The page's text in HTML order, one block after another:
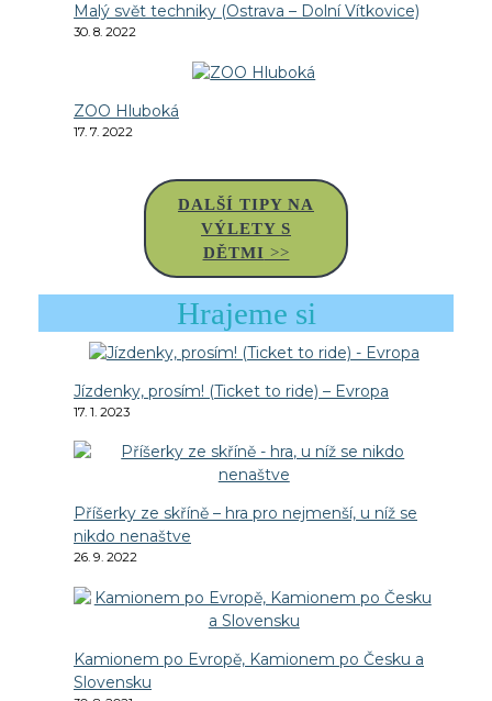
Malý svět techniky (Ostrava – Dolní Vítkovice)
30. 8. 2022
ZOO Hluboká
17. 7. 2022
DALŠÍ TIPY NA
VÝLETY S
DĚTMI >>
Hrajeme si
Jízdenky, prosím! (Ticket to ride) – Evropa
17. 1. 2023
Příšerky ze skříně – hra pro nejmenší, u níž se
nikdo nenaštve
26. 9. 2022
Kamionem po Evropě, Kamionem po Česku a
Slovensku